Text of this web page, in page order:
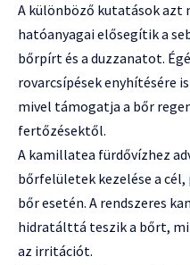
A különböző kutatások azt
hatóanyagai elősegítik a
bőrpírt és a duzzanatot.
rovarcsípések enyhítésére
mivel támogatja a bőr
fertőzésektől.
A kamillatea fürdővízhez
bőrfelületek kezelése a cél,
bőr esetén. A rendszeres
hidratálttá teszik a bőrt,
az irritációt.